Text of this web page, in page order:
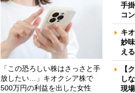
「この恐ろしい株はさっさと手
放したい…」キオクシア株で
500万円の利益を出した女性
手
コ
キ
妙
え
【
し
現